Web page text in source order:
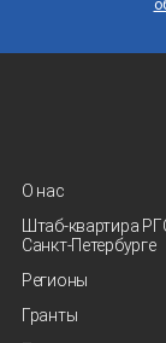
О нас
Штаб-квартира
Санкт‑Петербурге
Регионы
Гранты